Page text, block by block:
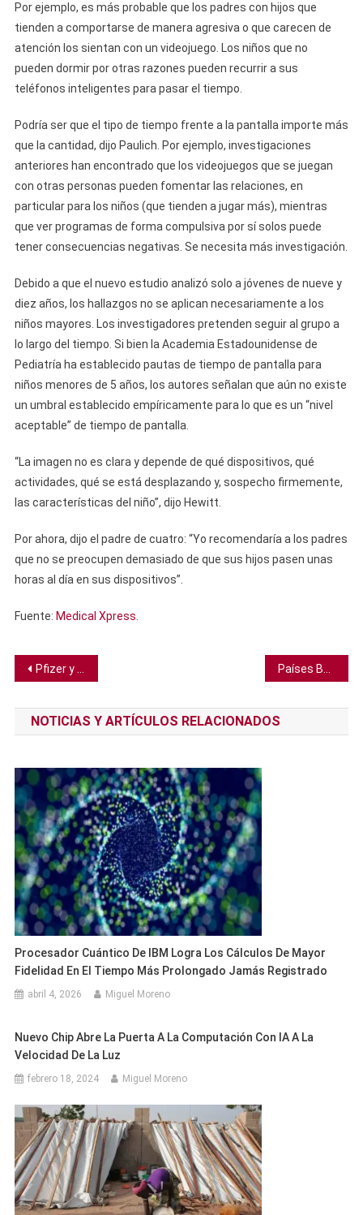
Por ejemplo, es más probable que los padres con hijos que
tienden a comportarse de manera agresiva o que carecen de
atención los sientan con un videojuego. Los niños que no
pueden dormir por otras razones pueden recurrir a sus
teléfonos inteligentes para pasar el tiempo.
Podría ser que el tipo de tiempo frente a la pantalla importe más
que la cantidad, dijo Paulich. Por ejemplo, investigaciones
anteriores han encontrado que los videojuegos que se juegan
con otras personas pueden fomentar las relaciones, en
particular para los niños (que tienden a jugar más), mientras
que ver programas de forma compulsiva por sí solos puede
tener consecuencias negativas. Se necesita más investigación.
Debido a que el nuevo estudio analizó solo a jóvenes de nueve y
diez años, los hallazgos no se aplican necesariamente a los
niños mayores. Los investigadores pretenden seguir al grupo a
lo largo del tiempo. Si bien la Academia Estadounidense de
Pediatría ha establecido pautas de tiempo de pantalla para
niños menores de 5 años, los autores señalan que aún no existe
un umbral establecido empíricamente para lo que es un “nivel
aceptable” de tiempo de pantalla.
“La imagen no es clara y depende de qué dispositivos, qué
actividades, qué se está desplazando y, sospecho firmemente,
las características del niño”, dijo Hewitt.
Por ahora, dijo el padre de cuatro: “Yo recomendaría a los padres
que no se preocupen demasiado de que sus hijos pasen unas
horas al día en sus dispositivos”.
Fuente: Medical Xpress
Navegación
de
entradas
Pfizer y BioNTech buscarán aprobación para vacunar niños jóvenes contra el COVID-19
NOTICIAS Y ARTÍCULOS RELACIONADOS
Procesador Cuántico De IBM Logra Los Cálculos De Mayor
Fidelidad En El Tiempo Más Prolongado Jamás Registrado
abril 4, 2026 Miguel Moreno
Nuevo Chip Abre La Puerta A La Computación Con IA A La
Velocidad De La Luz
febrero 18, 2024 Miguel Moreno